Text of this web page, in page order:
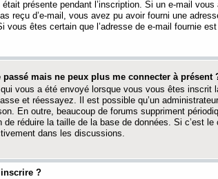
présente pendant l’inscription. Si un e-mail
reçu d’e-mail, vous avez pu avoir fourni une
vous êtes certain que l’adresse de e-mail fournie
mais ne peux plus me connecter à présent
vous a été envoyé lorsque vous vous êtes inscrit
et réessayez. Il est possible qu’un
En outre, beaucoup de forums suppriment
de réduire la taille de la base de données. Si c’est
dans les discussions.
?